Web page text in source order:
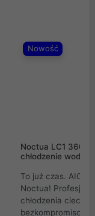
Nowość
Noctua LC1
chłodzenie wodne
To już czas. AIO
Noctua!
chłodzenia cieczą